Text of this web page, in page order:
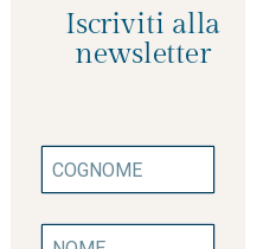
Iscriviti alla
newsletter